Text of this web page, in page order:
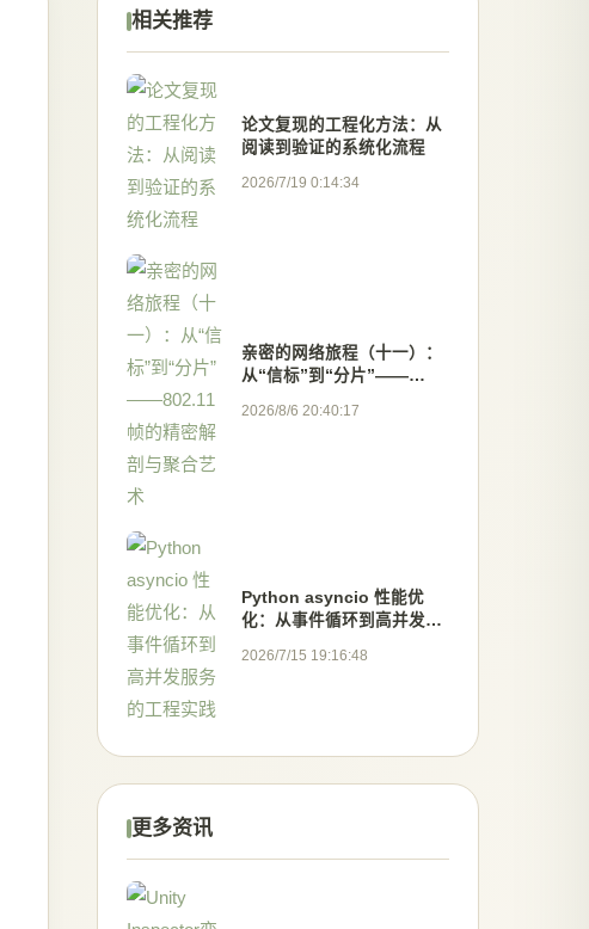
相关推荐
论文复现的工程化方法：从
阅读到验证的系统化流程
2026/7/19 0:14:34
亲密的网络旅程（十一）：
从“信标”到“分片”——
艺术
2026/8/6 20:40:17
Python asyncio 性能优
化：从事件循环到高并发服
2026/7/15 19:16:48
更多资讯